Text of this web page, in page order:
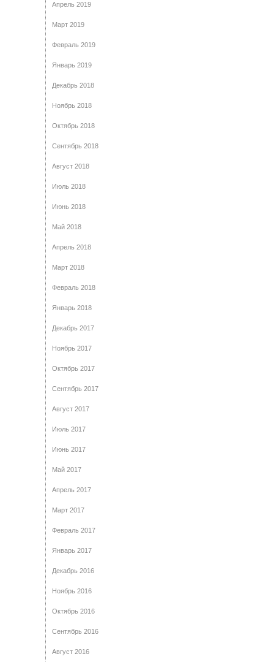
Апрель 2019
Март 2019
Февраль 2019
Январь 2019
Декабрь 2018
Ноябрь 2018
Октябрь 2018
Сентябрь 2018
Август 2018
Июль 2018
Июнь 2018
Май 2018
Апрель 2018
Март 2018
Февраль 2018
Январь 2018
Декабрь 2017
Ноябрь 2017
Октябрь 2017
Сентябрь 2017
Август 2017
Июль 2017
Июнь 2017
Май 2017
Апрель 2017
Март 2017
Февраль 2017
Январь 2017
Декабрь 2016
Ноябрь 2016
Октябрь 2016
Сентябрь 2016
Август 2016